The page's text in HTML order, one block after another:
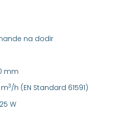
na dodir
mm
3/h (EN Standard 61591)
W